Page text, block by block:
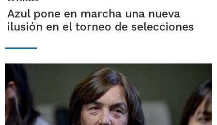
Azul pone en marcha una nueva
ilusión en el torneo de selecciones